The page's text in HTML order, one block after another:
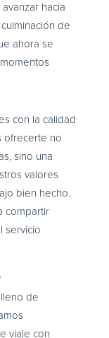
hacia
de
ahora se
con la calidad
ofrecerte no
sino una
valores
bien hecho.
compartir
servicio
de
viaje con